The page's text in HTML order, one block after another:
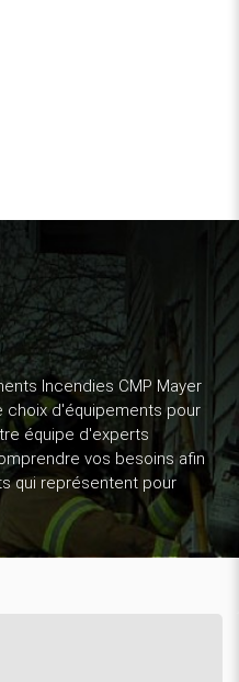
Incendies CMP Mayer
choix d'équipements pour
équipe d'experts
vos besoins afin
qui représentent pour